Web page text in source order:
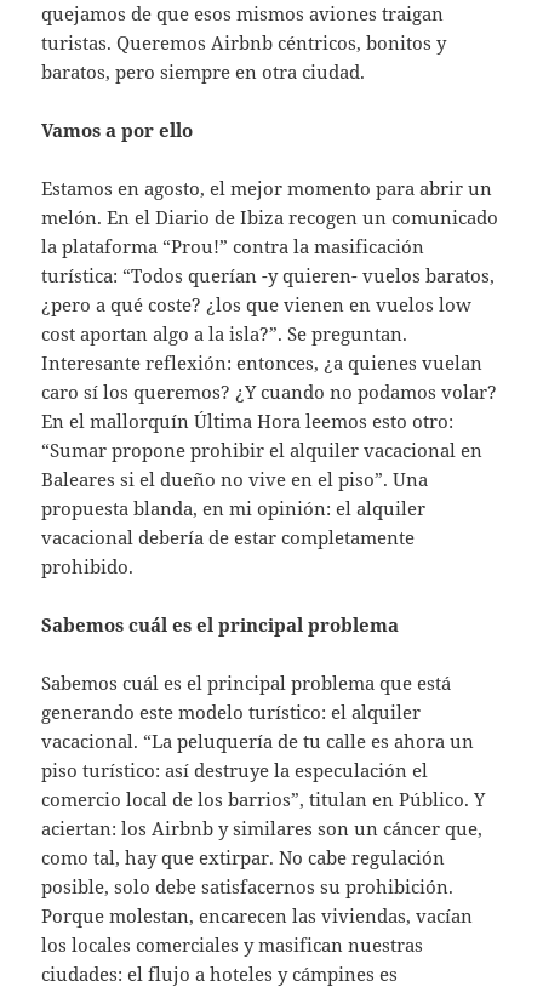
quejamos de que esos mismos aviones traigan
turistas. Queremos Airbnb céntricos, bonitos y
baratos, pero siempre en otra ciudad.
Vamos a por ello
Estamos en agosto, el mejor momento para abrir un
melón. En el Diario de Ibiza recogen un comunicado
la plataforma “Prou!” contra la masificación
turística: “Todos querían -y quieren- vuelos baratos,
¿pero a qué coste? ¿los que vienen en vuelos low
cost aportan algo a la isla?”. Se preguntan.
Interesante reflexión: entonces, ¿a quienes vuelan
caro sí los queremos? ¿Y cuando no podamos volar?
En el mallorquín Última Hora leemos esto otro:
“Sumar propone prohibir el alquiler vacacional en
Baleares si el dueño no vive en el piso”. Una
propuesta blanda, en mi opinión: el alquiler
vacacional debería de estar completamente
prohibido.
Sabemos cuál es el principal problema
Sabemos cuál es el principal problema que está
generando este modelo turístico: el alquiler
vacacional. “La peluquería de tu calle es ahora un
piso turístico: así destruye la especulación el
comercio local de los barrios”, titulan en Público. Y
aciertan: los Airbnb y similares son un cáncer que,
como tal, hay que extirpar. No cabe regulación
posible, solo debe satisfacernos su prohibición.
Porque molestan, encarecen las viviendas, vacían
los locales comerciales y masifican nuestras
ciudades: el flujo a hoteles y cámpines es